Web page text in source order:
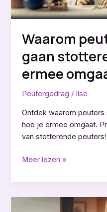
Waarom
gaan
ermee
Peutergedrag / Ilse
Ontdek waarom
hoe je ermee omgaat.
van stotterende peuters!
Waarom
soms
gaan
Meer lezen »